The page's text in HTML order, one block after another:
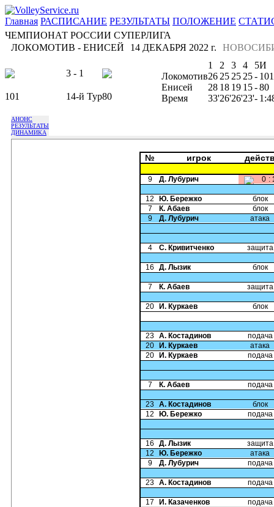
Главная РАСПИСАНИЕ РЕЗУЛЬТАТЫ ПОЛОЖЕНИЕ
ЧЕМПИОНАТ РОССИИ СУПЕРЛИГА
ЛОКОМОТИВ - ЕНИСЕЙ
14 ДЕКАБРЯ 2022 г.
3 - 1
101 14-й Тур80
1 2 3 4 5И
Локомотив26 25 25 25- 101
Енисей
28 18 19 15-80
Время
33'26'26'23'-
АНОНС
РЕЗУЛЬТАТЫ
ДИНАМИКА
№ игрок
9 Д. Лубурич 0 :
12 Ю. Бережко
блок
7
К. Абаев
блок
9
Д. Лубурич атака
4 С. Кривитченко защита
16 Д. Лызик блок
7 К. Абаев защита
20 И. Куркаев блок
23 А. Костадинов
подача
20
И. Куркаев
атака
20
И. Куркаев подача
7 К. Абаев подача
23 А. Костадинов
блок
12
Ю. Бережко подача
16 Д. Лызик
защита
12
Ю. Бережко
атака
9
Д. Лубурич подача
23 А. Костадинов подача
17 И. Казаченков
подача